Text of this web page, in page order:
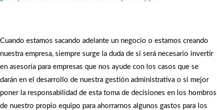
Cuando estamos sacando adelante un negocio o estamos creando
nuestra empresa, siempre surge la duda de si será necesario invertir
en asesoría para empresas que nos ayude con los casos que se
darán en el desarrollo de nuestra gestión administrativa o si mejor
poner la responsabilidad de esta toma de decisiones en los hombros
de nuestro propio equipo para ahorrarnos algunos gastos para los